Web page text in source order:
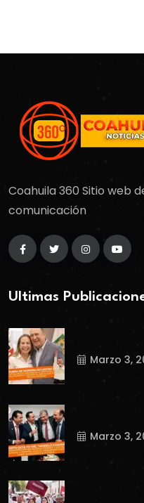
Coahuila 360 Sitio web
comunicación
Ultimas
Marzo 3,
Marzo 3,